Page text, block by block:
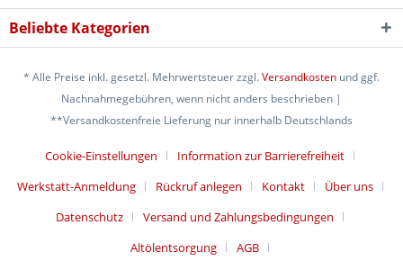
Beliebte Kategorien
* Alle Preise inkl. gesetzl. Mehrwertsteuer zzgl.Versandkosten und ggf.
Nachnahmegebühren, wenn nicht anders beschrieben |
**Versandkostenfreie Lieferung nur innerhalb Deutschlands
Cookie-Einstellungen
Information zur Barrierefreiheit
Werkstatt-Anmeldung
Rückruf anlegen Kontakt
Über uns
Datenschutz
Versand und Zahlungsbedingungen
Altölentsorgung
AGB